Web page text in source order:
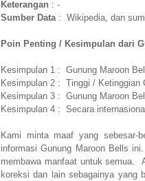
Keterangan : -
Sumber Data: Wikipedia, dan
Poin Penting / Kesimpulan dari
Kesimpulan 1 : Gunung Maroon
Kesimpulan 2 : Tinggi / Ketinggian
Kesimpulan 3 : Gunung Maroon
Kesimpulan 4 : Secara
Kami minta maaf yang sebesar-
informasi Gunung Maroon Bells
membawa manfaat untuk semua.
koreksi dan lain sebagainya yang